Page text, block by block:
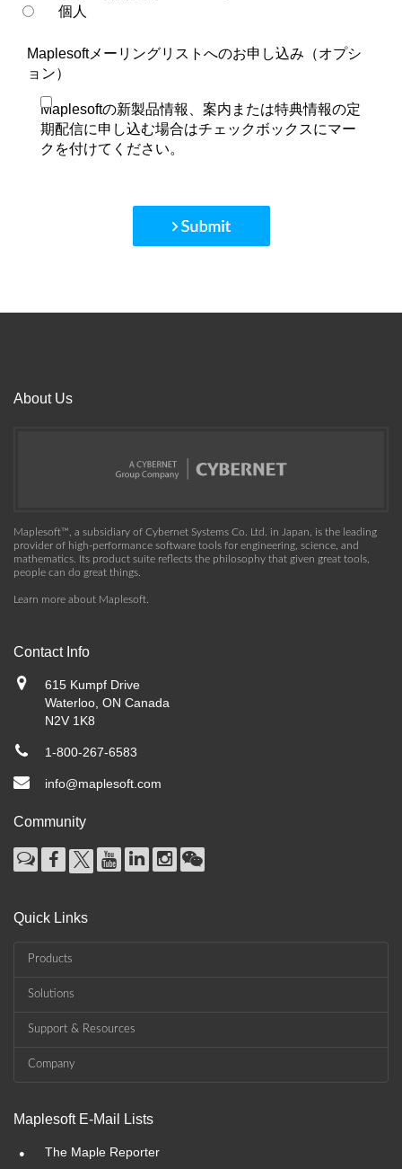
個人
Maplesoftメーリングリストへのお申し込み（オプシ
ョン）
Maplesoftの新製品情報、案内または特典情報の定
期配信に申し込む場合はチェックボックスにマー
クを付けてください。
About Us
Maplesoft™, a subsidiary of Cybernet Systems Co. Ltd. in Japan, is the leading
provider of high-performance software tools for engineering, science, and
mathematics. Its product suite reflects the philosophy that given great tools,
people can do great things.
Learn more about Maplesoft
Contact Info
615 Kumpf Drive
Waterloo, ON Canada
N2V 1K8
1-800-267-6583
info@maplesoft.com
Community
Quick Links
Products
Solutions
Support & Resources
Company
Maplesoft E-Mail Lists
• The Maple Reporter